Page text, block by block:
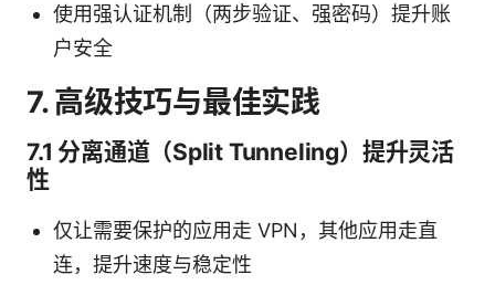
使用强认证机制（两步验证、强密码）提升账
户安全
7. 高级技巧与最佳实践
7.1 分离通道（Split Tunneling）提升灵活
性
仅让需要保护的应用走 VPN，其他应用走直
连，提升速度与稳定性